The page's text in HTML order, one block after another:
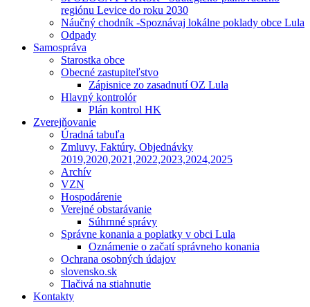
regiónu Levice do roku 2030
Náučný chodník -Spoznávaj lokálne poklady obce Lula
Odpady
Samospráva
Starostka obce
Obecné zastupiteľstvo
Zápisnice zo zasadnutí OZ Lula
Hlavný kontrolór
Plán kontrol HK
Zverejňovanie
Úradná tabuľa
Zmluvy, Faktúry, Objednávky
2019,2020,2021,2022,2023,2024,2025
Archív
VZN
Hospodárenie
Verejné obstarávanie
Súhrnné správy
Správne konania a poplatky v obci Lula
Oznámenie o začatí správneho konania
Ochrana osobných údajov
slovensko.sk
Tlačivá na stiahnutie
Kontakty